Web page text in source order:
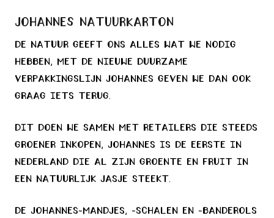
Johannes natuurkarton
De natuur geeft ons alles wat we nodig
hebben, met de nieuwe duurzame
verpakkingslijn Johannes geven we dan ook
graag iets terug.
Dit doen we samen met retailers die steeds
groener inkopen, Johannes is de eerste in
Nederland die al zijn groente en fruit in
een natuurlijk jasje steekt.
De Johannes-mandjes, -schalen en -banderols